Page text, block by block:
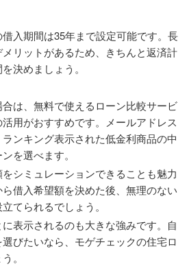
入期間は35年まで設定可能です。長
リットがあるため、きちんと返済計
決めましょう。
は、無料で使えるローン比較サービ
活用がおすすめです。メールアドレス
ンキング表示された低金利商品の中
を選べます。
シミュレーションできることも魅力
借入希望額を決めた後、無理のない
てられるでしょう。
表示されるのも大きな強みです。自
びたいなら、モゲチェックの住宅ロ
。